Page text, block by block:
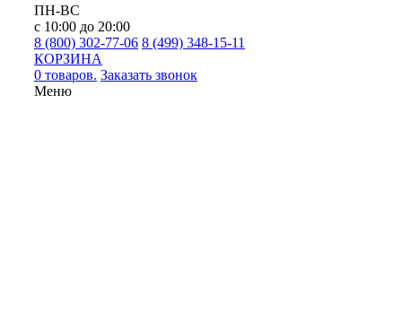
ПН-ВС
с 10:00 до 20:00
8 (800) 302-77-06 8 (499) 348-15-11
КОРЗИНА
0 товаров. Заказать звонок
Меню